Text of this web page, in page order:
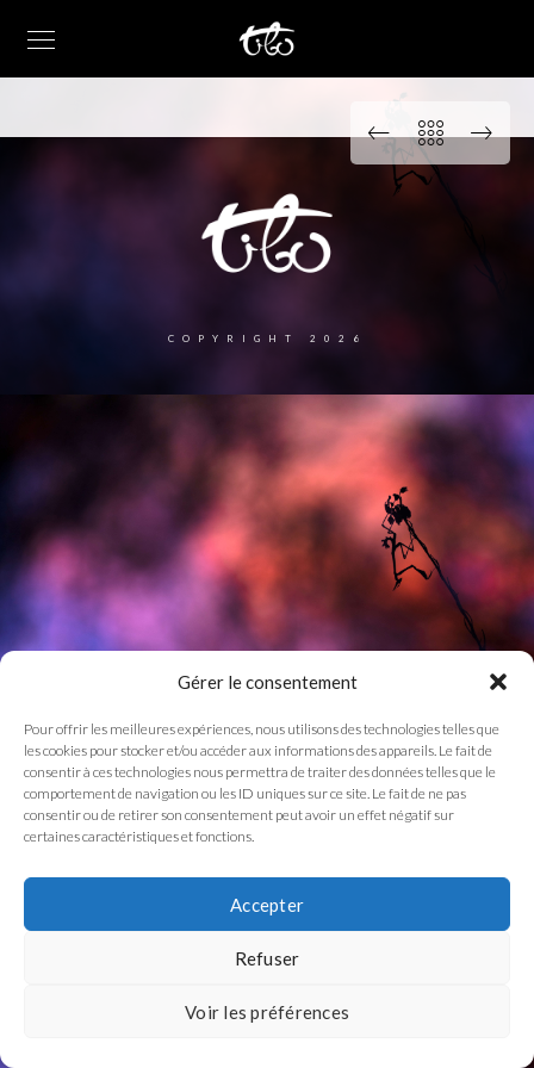
Gérer le consentement
Pour offrir les meilleures expériences, nous utilisons des technologies telles que
les cookies pour stocker et/ou accéder aux informations des appareils. Le fait de
consentir à ces technologies nous permettra de traiter des données telles que le
comportement de navigation ou les ID uniques sur ce site. Le fait de ne pas
consentir ou de retirer son consentement peut avoir un effet négatif sur
certaines caractéristiques et fonctions.
Accepter
Refuser
Voir les préférences
COPYRIGHT 2026